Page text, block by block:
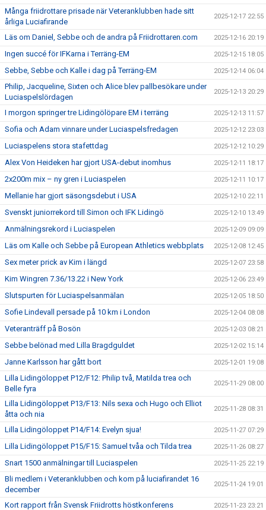
Många friidrottare prisade när Veteranklubben hade sitt
årliga Luciafirande
2025-12-17 22:55
Läs om Daniel, Sebbe och de andra på Friidrottaren.com 2025-12-16 20:19
Ingen succé för IFKarna i Terräng-EM 2025-12-15 18:05
Sebbe, Sebbe och Kalle i dag på Terräng-EM 2025-12-14 06:04
Philip, Jacqueline, Sixten och Alice blev pallbesökare under
Luciaspelslördagen
2025-12-13 20:29
I morgon springer tre Lidingölöpare EM i terräng 2025-12-13 11:57
Sofia och Adam vinnare under Luciaspelsfredagen 2025-12-12 23:03
Luciaspelens stora stafettdag 2025-12-12 10:29
Alex Von Heideken har gjort USA-debut inomhus 2025-12-11 18:17
2x200m mix – ny gren i Luciaspelen 2025-12-11 10:17
Mellanie har gjort säsongsdebut i USA 2025-12-10 22:11
Svenskt juniorrekord till Simon och IFK Lidingö 2025-12-10 13:49
Anmälningsrekord i Luciaspelen 2025-12-09 09:09
Läs om Kalle och Sebbe på European Athletics webbplats 2025-12-08 12:45
Sex meter prick av Kim i längd 2025-12-07 23:58
Kim Wingren 7.36/13.22 i New York 2025-12-06 23:49
Slutspurten för Luciaspelsanmälan 2025-12-05 18:50
Sofie Lindevall persade på 10 km i London 2025-12-04 08:08
Veteranträff på Bosön 2025-12-03 08:21
Sebbe belönad med Lilla Bragdguldet 2025-12-02 15:14
Janne Karlsson har gått bort 2025-12-01 19:08
Lilla Lidingöloppet P12/F12: Philip två, Matilda trea och
Belle fyra
2025-11-29 08:00
Lilla Lidingöloppet P13/F13: Nils sexa och Hugo och Elliot
åtta och nia
2025-11-28 08:31
Lilla Lidingöloppet P14/F14: Evelyn sjua! 2025-11-27 07:29
Lilla Lidingöloppet P15/F15: Samuel tvåa och Tilda trea 2025-11-26 08:27
Snart 1500 anmälningar till Luciaspelen 2025-11-25 22:19
Bli medlem i Veteranklubben och kom på luciafirandet 16
december
2025-11-24 19:01
Kort rapport från Svensk Friidrotts höstkonferens 2025-11-23 23:21